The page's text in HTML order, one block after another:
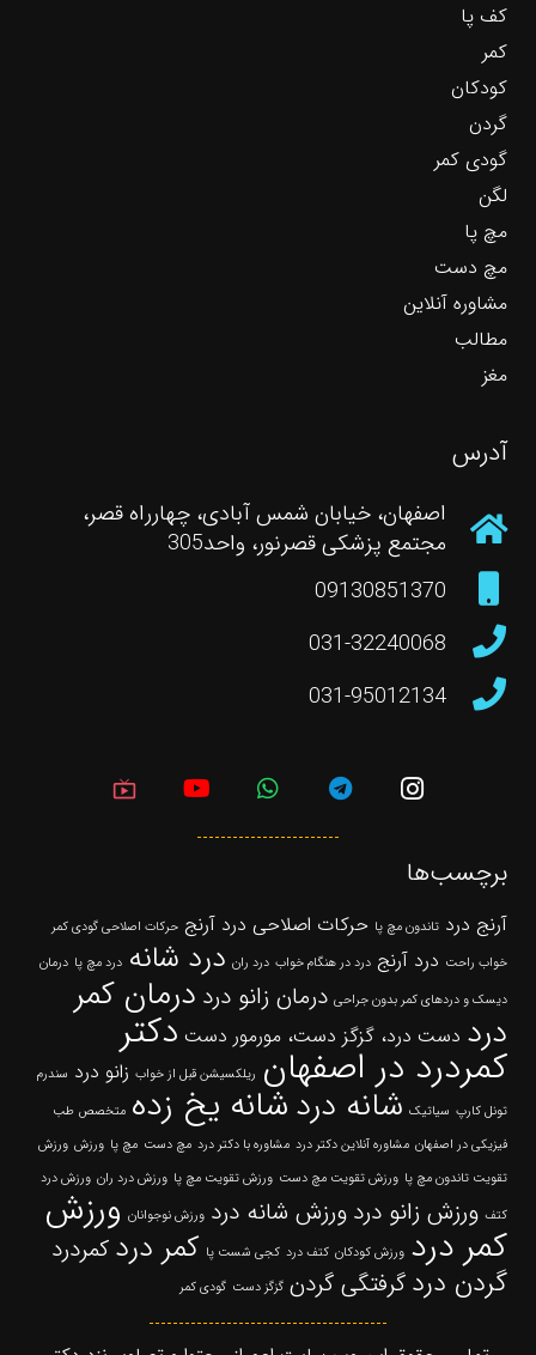
کف پا
کمر
کودکان
گردن
گودی کمر
لگن
مچ پا
مچ دست
مشاوره آنلاین
مطالب
مغز
آدرس
اصفهان، خیابان شمس آبادی، چهارراه قصر،
مجتمع پزشکی قصرنور، واحد305
09130851370
031-32240068
031-95012134
live_tv
برچسب‌ها
آرنج درد تاندون مچ پا حرکات اصلاحی درد آرنج حرکات اصلاحی گودی کمر
خواب راحت درد آرنج درد در هنگام خواب درد ران درد شانه درد مچ پا درمان
دیسک و دردهای کمر بدون جراحی درمان زانو درد درمان کمر
درد دست درد، گزگز دست، مورمور دست دکتر
کمردرد در اصفهان ریلکسیشن قبل از خواب زانو درد سندرم
تونل کارپ سیاتیک شانه دردشانه یخ زده متخصص طب
فیزیکی در اصفهان مشاوره آنلاین دکتر درد مشاوره با دکتر درد مچ دست مچ پا ورزش ورزش
تقویت تاندون مچ پا ورزش تقویت مچ دست ورزش تقویت مچ پا ورزش درد ران ورزش درد
کتف ورزش زانو درد ورزش شانه درد ورزش نوجوانان ورزش
کمر درد ورزش کودکان کتف درد کجی شست پا کمر درد کمردرد
گردن درد گرفتگی گردن گزگز دست گودی کمر